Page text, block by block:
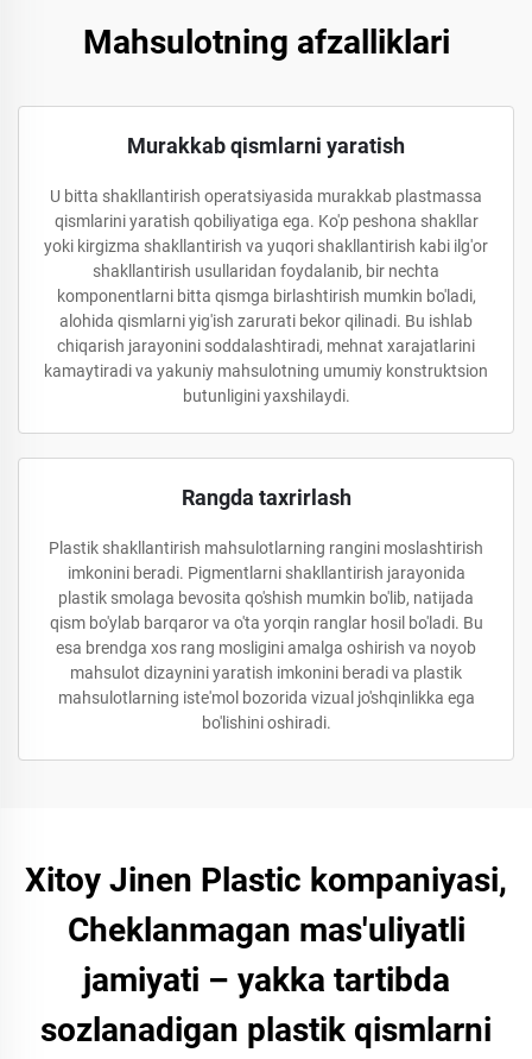
Mahsulotning afzalliklari
Murakkab qismlarni yaratish
U bitta shakllantirish operatsiyasida murakkab plastmassa
qismlarini yaratish qobiliyatiga ega. Ko'p peshona shakllar
yoki kirgizma shakllantirish va yuqori shakllantirish kabi ilg'or
shakllantirish usullaridan foydalanib, bir nechta
komponentlarni bitta qismga birlashtirish mumkin bo'ladi,
alohida qismlarni yig'ish zarurati bekor qilinadi. Bu ishlab
chiqarish jarayonini soddalashtiradi, mehnat xarajatlarini
kamaytiradi va yakuniy mahsulotning umumiy konstruktsion
butunligini yaxshilaydi.
Rangda taxrirlash
Plastik shakllantirish mahsulotlarning rangini moslashtirish
imkonini beradi. Pigmentlarni shakllantirish jarayonida
plastik smolaga bevosita qo'shish mumkin bo'lib, natijada
qism bo'ylab barqaror va o'ta yorqin ranglar hosil bo'ladi. Bu
esa brendga xos rang mosligini amalga oshirish va noyob
mahsulot dizaynini yaratish imkonini beradi va plastik
mahsulotlarning iste'mol bozorida vizual jo'shqinlikka ega
bo'lishini oshiradi.
Xitoy Jinen Plastic kompaniyasi,
Cheklanmagan mas'uliyatli
jamiyati – yakka tartibda
sozlanadigan plastik qismlarni